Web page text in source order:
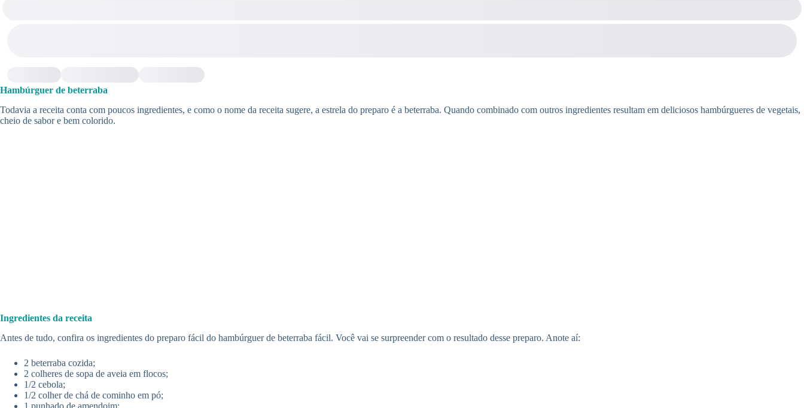
Hambúrguer de beterraba
Todavia a receita conta com poucos ingredientes, e como o nome da receita sugere, a estrela do preparo é a beterraba. Quando combinado com outros ingredientes resultam em deliciosos hambúrgueres de vegetais,
cheio de sabor e bem colorido.
Ingredientes da receita
Antes de tudo, confira os ingredientes do preparo fácil do hambúrguer de beterraba fácil. Você vai se surpreender com o resultado desse preparo. Anote aí:
2 beterraba cozida;
2 colheres de sopa de aveia em flocos;
1/2 cebola;
1/2 colher de chá de cominho em pó;
1 punhado de amendoim;